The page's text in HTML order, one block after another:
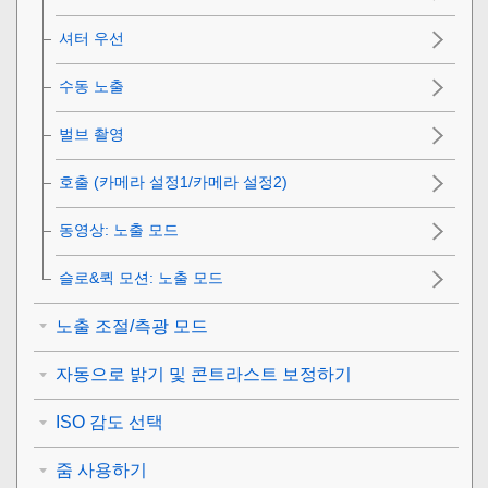
셔터 우선
수동 노출
벌브 촬영
호출 (카메라 설정1/카메라 설정2)
동영상: 노출 모드
슬로&퀵 모션: 노출 모드
노출 조절/측광 모드
자동으로 밝기 및 콘트라스트 보정하기
ISO 감도 선택
줌 사용하기